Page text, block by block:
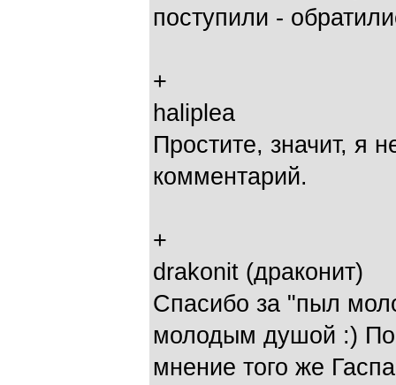
поступили -
+
haliplea
Простите, значит, я
комментарий.
+
drakonit (драконит)
Спасибо за "пыл
молодым душой :) По
мнение того же